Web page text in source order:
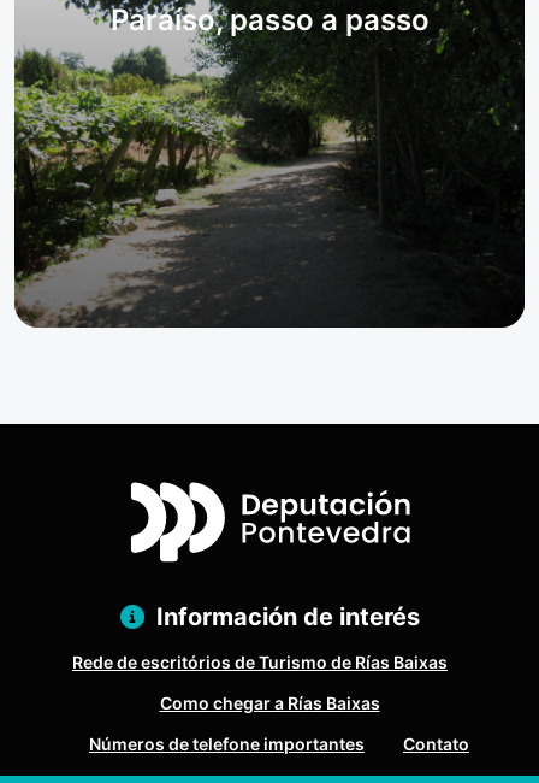
Paraíso, passo a passo
Información de interés
Rede de escritórios de Turismo de Rías Baixas
Como chegar a Rías Baixas
Números de telefone importantes
Contato